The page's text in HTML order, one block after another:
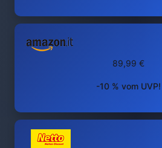
89,99 €
-10 % vom UVP!